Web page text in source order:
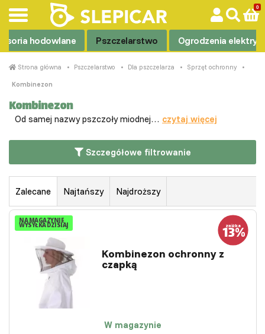
hodowlane Pszczelarstwo Ogrodzenia
Strona główna Pszczelarstwo Dla pszczelarza Sprzęt ochronny
Kombinezon
Kombinezon
Od samej nazwy pszczoły miodnej… czytaj więcej
Szczegółowe filtrowanie
Zalecane Najtańszy Najdroższy
NA MAGAZYNIE
WYSYŁKA DZISIAJ
Kombinezon ochronny z
czapką
W magazynie